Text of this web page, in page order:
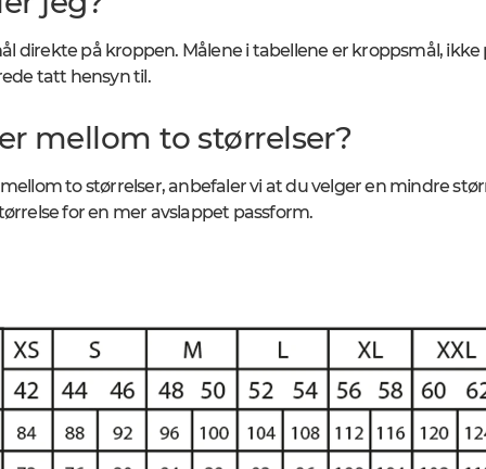
direkte på kroppen. Målene i tabellene er kroppsmål, ikke
tatt hensyn til.
mellom to størrelser?
to størrelser, anbefaler vi at du velger en mindre
for en mer avslappet passform.